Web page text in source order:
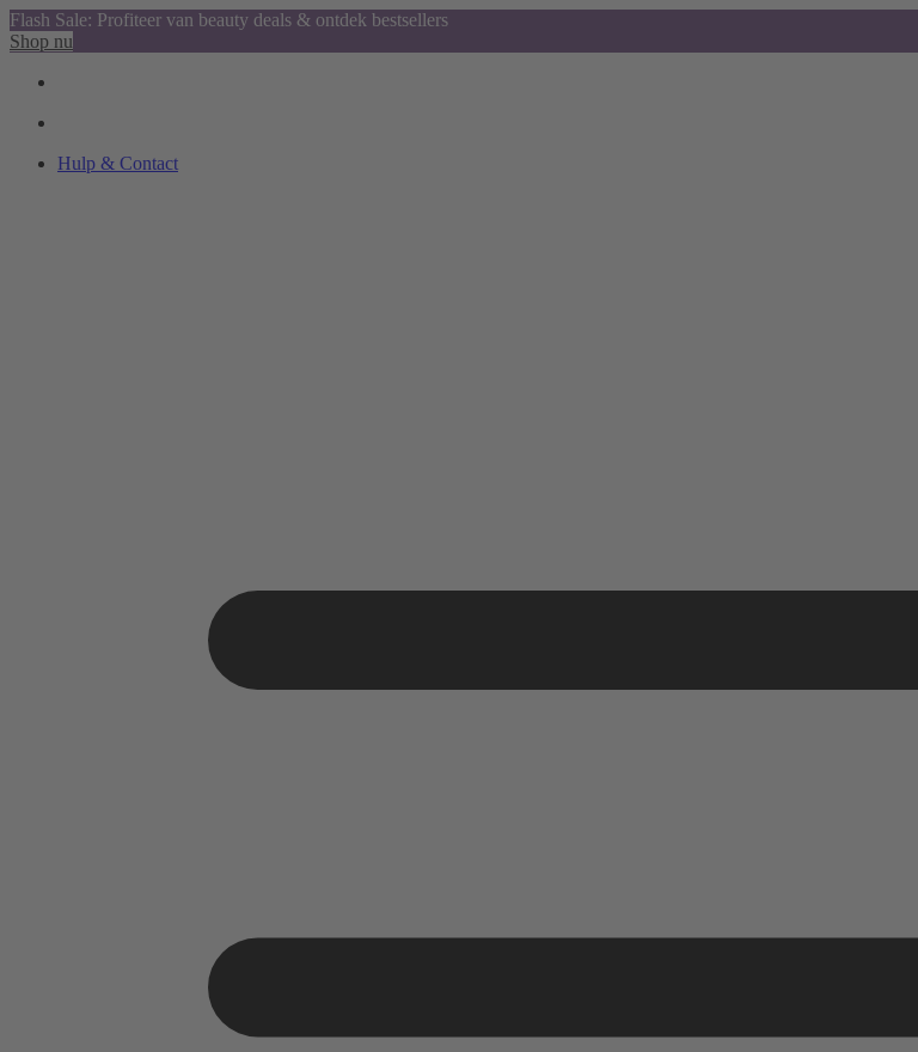
Flash Sale: Profiteer van beauty deals & ontdek bestsellers
Shop nu
Hulp & Contact